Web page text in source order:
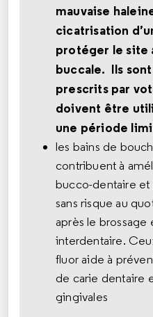
mauvaise
cicatrisation
protéger le site
buccale. Ils
prescrits par
doivent être
une période
les bains de
contribuent à
bucco-dentaire et
sans risque au
après le
interdentaire.
fluor aide à
de carie dentaire
gingivales